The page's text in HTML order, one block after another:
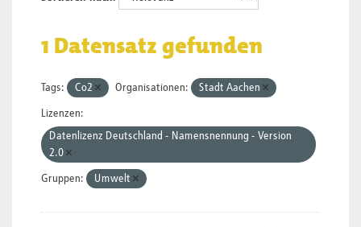
1 Datensatz gefunden
Tags: Co2 Organisationen: Stadt Aachen
Lizenzen:
Datenlizenz Deutschland - Namensnennung - Version
2.0
Gruppen: Umwelt